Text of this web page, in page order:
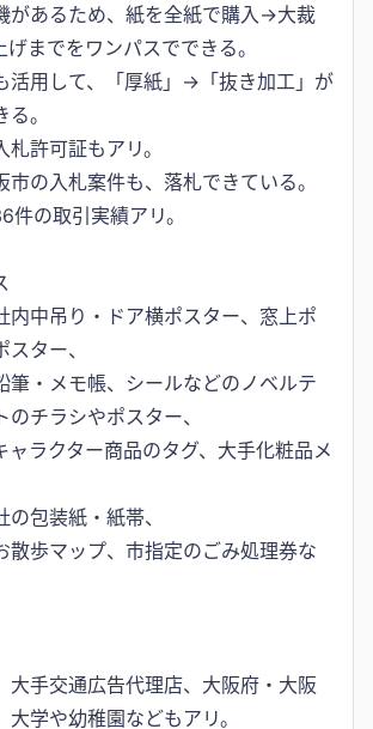
があるため、紙を全紙で購入→大裁
までをワンパスでできる。
活用して、「厚紙」→「抜き加工」が
。
札許可証もアリ。
市の入札案件も、落札できている。
件の取引実績アリ。
内中吊り・ドア横ポスター、窓上ポ
ター、
筆・メモ帳、シールなどのノベルテ
のチラシやポスター、
ャラクター商品のタグ、大手化粧品メ
包装紙・紙帯、
散歩マップ、市指定のごみ処理券な
大手交通広告代理店、大阪府・大阪
学や幼稚園などもアリ。